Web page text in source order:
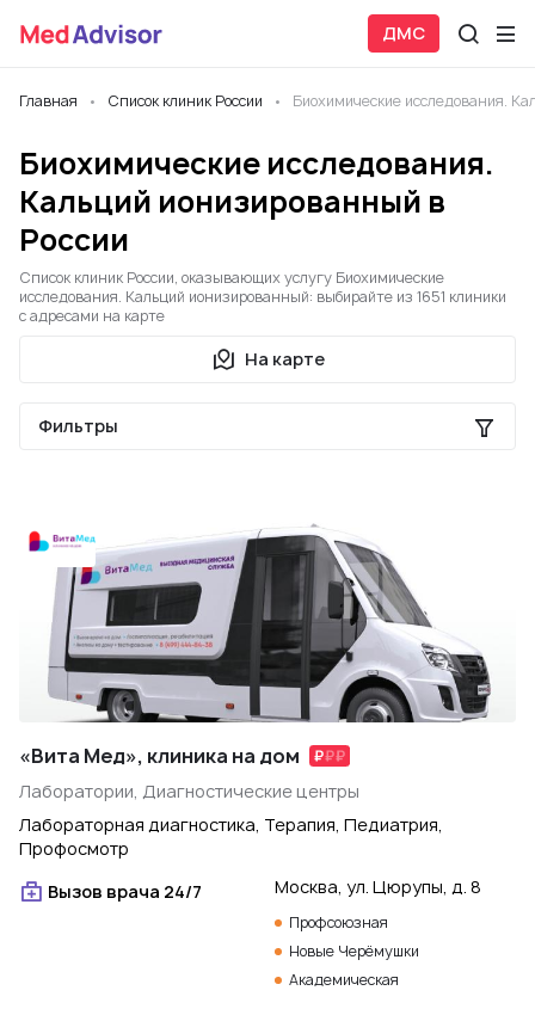
ДМС
Главная Список клиник России Биохимические исследования.
Биохимические исследования.
Кальций ионизированный в
России
Список клиник России, оказывающих услугу Биохимические
исследования. Кальций ионизированный: выбирайте из 1651 клиники
с адресами на карте
На карте
Фильтры
«Вита Мед», клиника на дом
Лаборатории, Диагностические центры
Лабораторная диагностика, Терапия, Педиатрия,
Профосмотр
Вызов врача 24/7
Москва, ул. Цюрупы, д. 8
Профсоюзная
Новые Черёмушки
Академическая